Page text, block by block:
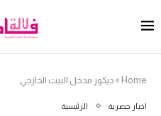
Home
» ديكور مدخل البيت الخارجي
اخبار حصرية الرئيسية